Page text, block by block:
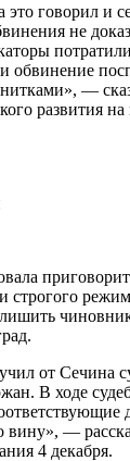
это говорил и
не
и обвинение
—
развития
строгого
от Сечина
В ходе
—
4 декабря.